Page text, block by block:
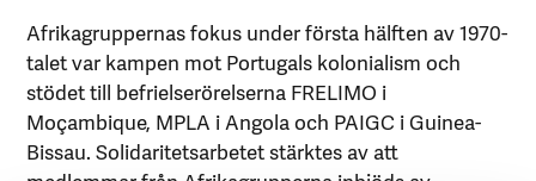
Afrikagruppernas fokus under första hälften av 1970-
talet var kampen mot Portugals kolonialism och
stödet till befrielserörelserna FRELIMO i
Moçambique, MPLA i Angola och PAIGC i Guinea-
Bissau. Solidaritetsarbetet stärktes av att